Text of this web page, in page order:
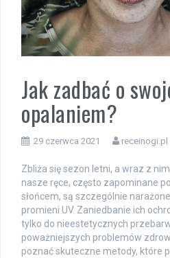
Jak zadbać o
opalaniem?
29 czerwca 2021 receinogi.pl
Zbliża się sezon letni, a wraz z
nasze ręce, często zapominane
słońcem, są szczególnie
promieni UV. Zaniedbanie ich
tylko do nieestetycznych
poważniejszych problemów
poznać skuteczne metody, które